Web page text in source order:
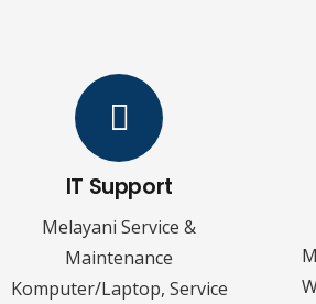
IT Support
Melayani Service &
Maintenance
Komputer/Laptop, Service